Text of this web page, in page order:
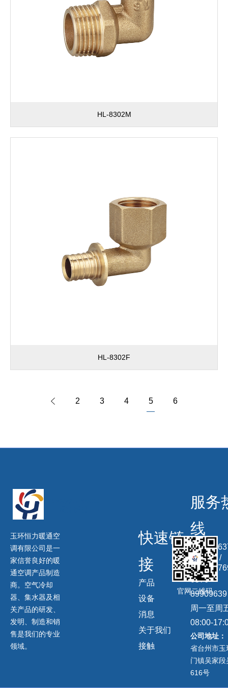
HL-8302M
HL-8302F
2 3 4 5 6
玉环恒力暖通空
调有限公司是一
家信誉良好的暖
通空调产品制造
商。空气冷却
器、集水器及相
关产品的研发、
发明、制造和销
售是我们的专业
领域。
快速链
接
产品
设备
消息
关于我们
接触
服务
线
信同号) /
0576-
89909639
周一至周
08:00-
公司地址：
省台州市玉
门镇吴家段
616号
官网二维码